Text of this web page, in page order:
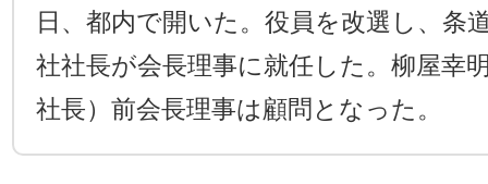
日、都内で開いた。役員を改選し、条
社社長が会長理事に就任した。柳屋幸
社長）前会長理事は顧問となった。